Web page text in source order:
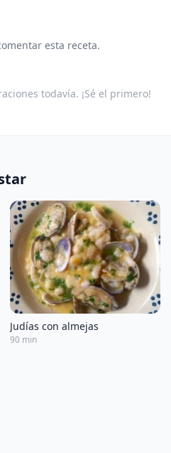
esta receta.
todavía. ¡Sé el primero!
Judías con almejas
90 min